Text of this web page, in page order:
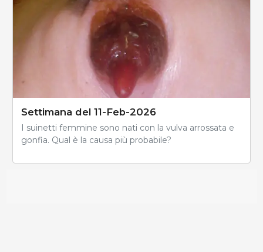
Settimana del 11-Feb-2026
I suinetti femmine sono nati con la vulva arrossata e
gonfia. Qual è la causa più probabile?